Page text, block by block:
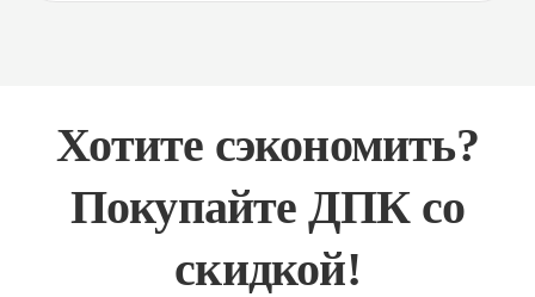
Хотите сэкономить?
Покупайте ДПК со
скидкой!